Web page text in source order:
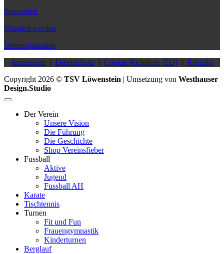
Sponsoren
Mitglied werden
Vereinsgaststätte
Impressum | Datenschutz | Cookie-Richtlinie /EU) | Kontakt
Copyright 2026 © TSV Löwenstein | Umsetzung von Westhauser
Design.Studio
Der Verein
Unsere Vision
Die Führung
Die Geschichte
Shop Vereinsfieber
Fussball
Aktive
Jugend
Fussball AH
Karate
Tischtennis
Turnen
Fit und Fun
Frauengymnastik
Kinderturnen
Berglauf